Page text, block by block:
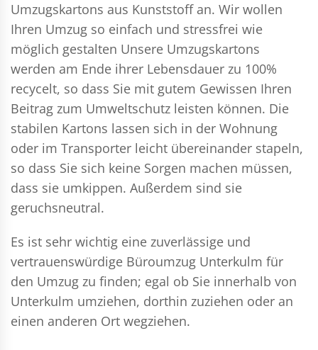
Umzugskartons aus Kunststoff an. Wir wollen
Ihren Umzug so einfach und stressfrei wie
möglich gestalten Unsere Umzugskartons
werden am Ende ihrer Lebensdauer zu 100%
recycelt, so dass Sie mit gutem Gewissen Ihren
Beitrag zum Umweltschutz leisten können. Die
stabilen Kartons lassen sich in der Wohnung
oder im Transporter leicht übereinander stapeln,
so dass Sie sich keine Sorgen machen müssen,
dass sie umkippen. Außerdem sind sie
geruchsneutral.
Es ist sehr wichtig eine zuverlässige und
vertrauenswürdige Büroumzug Unterkulm für
den Umzug zu finden; egal ob Sie innerhalb von
Unterkulm umziehen, dorthin zuziehen oder an
einen anderen Ort wegziehen.